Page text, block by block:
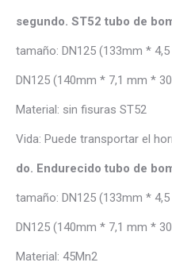
segundo. ST52 tubo de
tamaño: DN125 (133mm *
DN125 (140mm * 7,1 mm *
Material: sin fisuras ST52
Vida: Puede transportar el
do. Endurecido tubo de
tamaño: DN125 (133mm *
DN125 (140mm * 7,1 mm *
Material: 45Mn2